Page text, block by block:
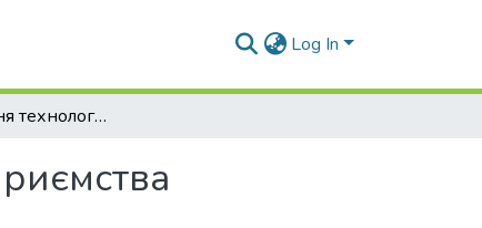
Log In
Удосконалення технологічного розрахунку підприємства автомобільного сервісу.